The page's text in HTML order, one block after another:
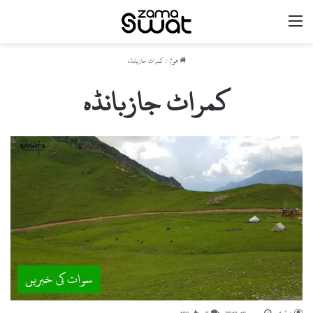
ھوم / کمراٹ جازبانڈہ
کمراٹ جازبانڈہ
سوات کی خبریں